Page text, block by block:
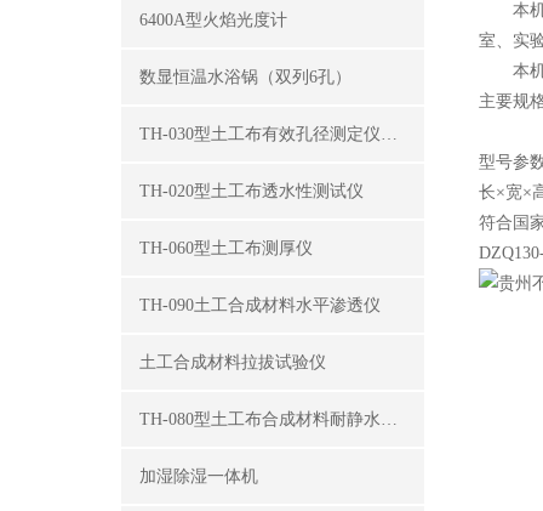
6400A型火焰光度计
数显恒温水浴锅（双列6孔）
TH-030型土工布有效孔径测定仪（湿筛法）
TH-020型土工布透水性测试仪
TH-060型土工布测厚仪
TH-090土工合成材料水平渗透仪
土工合成材料拉拔试验仪
TH-080型土工布合成材料耐静水压测定仪
加湿除湿一体机
本机
室、实
本机
主要规
型号参
长×宽×
符合国